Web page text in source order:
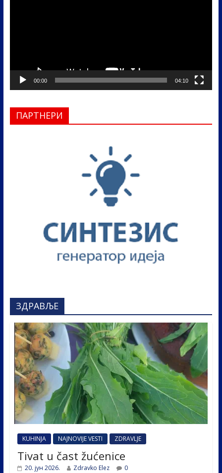
00:00 04:10
ПАРТНЕРИ
ЗДРАВЉЕ
KUHINJA NAJNOVIJE VESTI ZDRAVLJE
Tivat u čast žućenice
20. јун 2026. Zdravko Elez 0